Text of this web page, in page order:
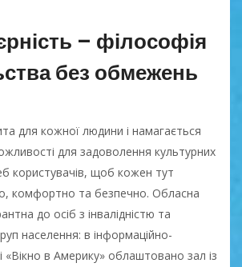
– філософія
без обмежень
для кожної людини і намагається
для задоволення культурних
користувачів, щоб кожен тут
комфортно та безпечно. Обласна
до осіб з інвалідністю та
населення: в інформаційно-
«Вікно в Америку» облаштовано зал із